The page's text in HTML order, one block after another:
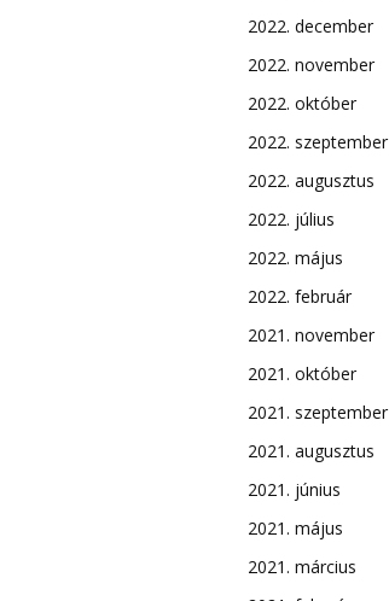
2022. december
2022. november
2022. október
2022. szeptember
2022. augusztus
2022. július
2022. május
2022. február
2021. november
2021. október
2021. szeptember
2021. augusztus
2021. június
2021. május
2021. március